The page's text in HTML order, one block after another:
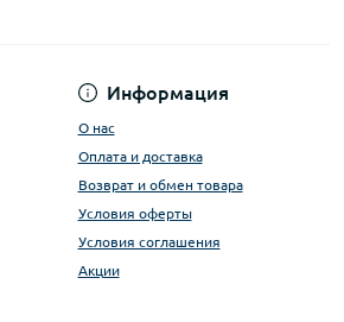
Информация
О нас
Оплата и доставка
Возврат и обмен товара
Условия оферты
Условия соглашения
Акции